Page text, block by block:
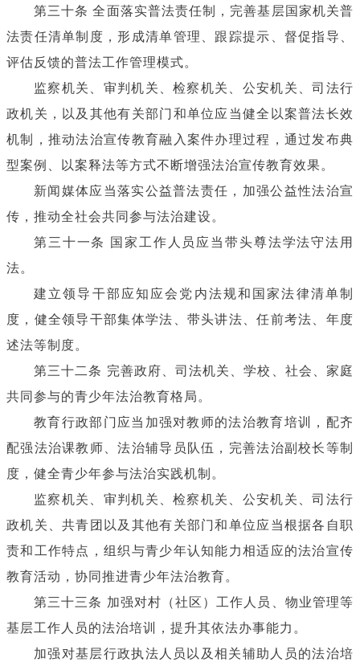
第三十条 全面落实普法责任制，完善基层国家机关普
法责任清单制度，形成清单管理、跟踪提示、督促指导、
评估反馈的普法工作管理模式。
监察机关、审判机关、检察机关、公安机关、司法行
政机关，以及其他有关部门和单位应当健全以案普法长效
机制，推动法治宣传教育融入案件办理过程，通过发布典
型案例、以案释法等方式不断增强法治宣传教育效果。
新闻媒体应当落实公益普法责任，加强公益性法治宣
传，推动全社会共同参与法治建设。
第三十一条 国家工作人员应当带头尊法学法守法用
法。
建立领导干部应知应会党内法规和国家法律清单制
度，健全领导干部集体学法、带头讲法、任前考法、年度
述法等制度。
第三十二条 完善政府、司法机关、学校、社会、家庭
共同参与的青少年法治教育格局。
教育行政部门应当加强对教师的法治教育培训，配齐
配强法治课教师、法治辅导员队伍，完善法治副校长等制
度，健全青少年参与法治实践机制。
监察机关、审判机关、检察机关、公安机关、司法行
政机关、共青团以及其他有关部门和单位应当根据各自职
责和工作特点，组织与青少年认知能力相适应的法治宣传
教育活动，协同推进青少年法治教育。
第三十三条 加强对村（社区）工作人员、物业管理等
基层工作人员的法治培训，提升其依法办事能力。
加强对基层行政执法人员以及相关辅助人员的法治培